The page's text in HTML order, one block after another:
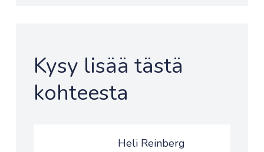
Kysy lisää tästä
kohteesta
Heli Reinberg